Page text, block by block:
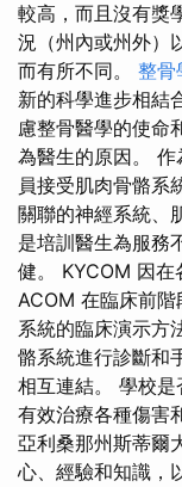
較高，而且沒有獎
況（州內或州外）
而有所不同。 整骨
新的科學進步相結
慮整骨醫學的使命
為醫生的原因。
員接受肌肉骨骼系
關聯的神經系統、
是培訓醫生為服務
健。 KYCOM 因在
ACOM 在臨床前
系統的臨床演示方
骼系統進行診斷和
相互連結。 學校
有效治療各種傷害
亞利桑那州斯蒂爾
心、經驗和知識，